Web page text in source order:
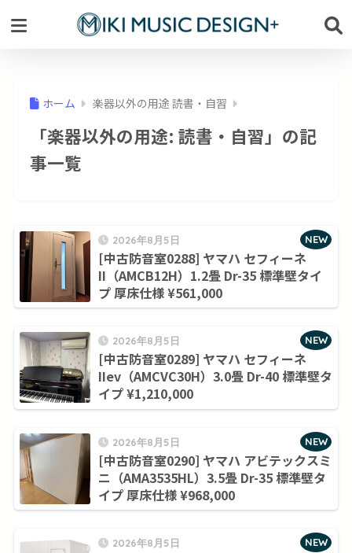
ホーム 楽器以外の用途 読書・自習
「楽器以外の用途: 読書・自習」の記
事一覧
2026年8月5日
[中古防音室0288] ヤマハ セフィーネ
II（AMCB12H）1.2畳 Dr-35 標準壁タイ
プ 厚床仕様 ¥561,000
NEW
2026年8月5日
[中古防音室0289] ヤマハ セフィーネ
IIev（AMCVC30H）3.0畳 Dr-40 標準壁タ
イプ ¥1,210,000
NEW
2026年8月5日
[中古防音室0290] ヤマハ アビテックスミ
ニ（AMA3535HL）3.5畳 Dr-35 標準壁タ
イプ 厚床仕様 ¥968,000
NEW
2026年8月5日 NEW